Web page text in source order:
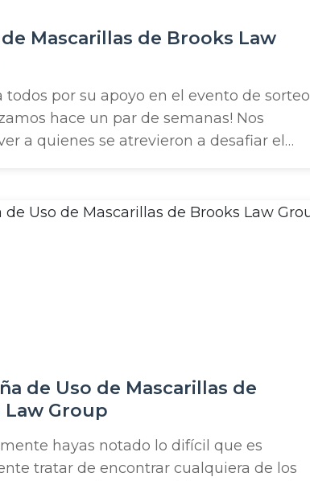
Mascarillas de Brooks Law
todos por su apoyo en el evento de sorteo
hace un par de semanas! Nos
a quienes se atrevieron a desafiar el
la semana pasada, decidimos que era
de Uso de Mascarillas de
Law Group
hayas notado lo difícil que es
tratar de encontrar cualquiera de los